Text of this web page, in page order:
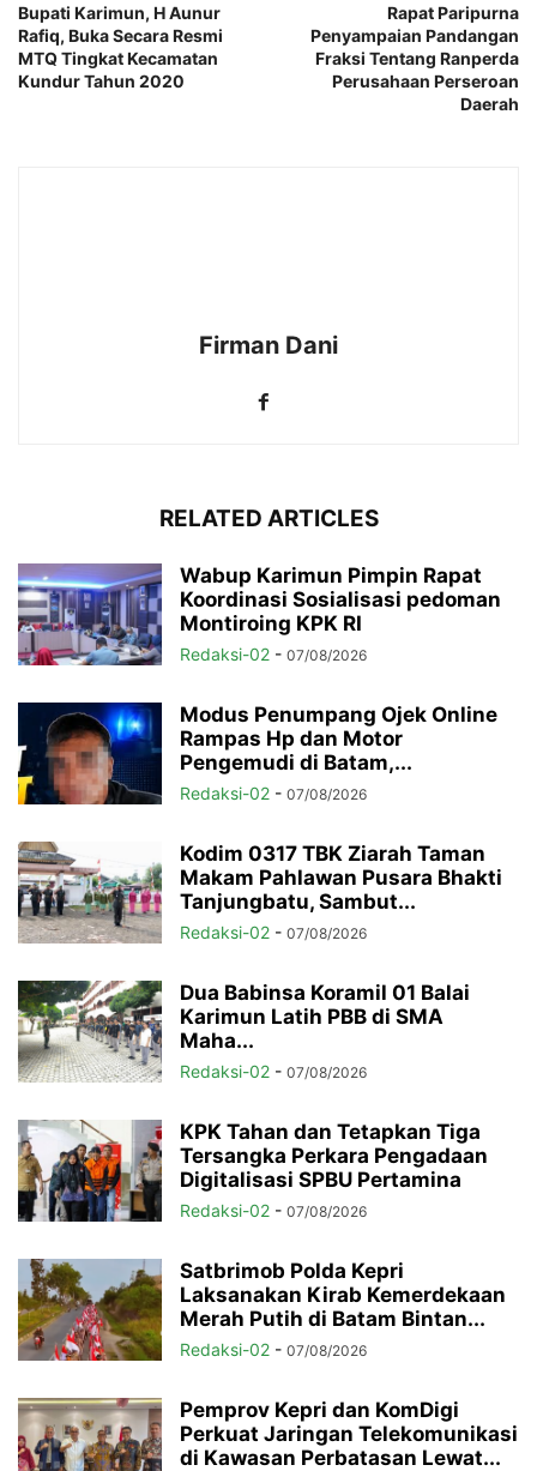
Bupati Karimun, H Aunur
Rafiq, Buka Secara Resmi
MTQ Tingkat Kecamatan
Kundur Tahun 2020
Rapat Paripurna
Penyampaian Pandangan
Fraksi Tentang Ranperda
Perusahaan Perseroan
Daerah
Firman Dani
RELATED ARTICLES
Wabup Karimun Pimpin Rapat
Koordinasi Sosialisasi pedoman
Montiroing KPK RI
Redaksi-02 - 07/08/2026
Modus Penumpang Ojek Online
Rampas Hp dan Motor
Pengemudi di Batam,...
Redaksi-02 - 07/08/2026
Kodim 0317 TBK Ziarah Taman
Makam Pahlawan Pusara Bhakti
Tanjungbatu, Sambut...
Redaksi-02 - 07/08/2026
Dua Babinsa Koramil 01 Balai
Karimun Latih PBB di SMA
Maha...
Redaksi-02 - 07/08/2026
KPK Tahan dan Tetapkan Tiga
Tersangka Perkara Pengadaan
Digitalisasi SPBU Pertamina
Redaksi-02 - 07/08/2026
Satbrimob Polda Kepri
Laksanakan Kirab Kemerdekaan
Merah Putih di Batam Bintan...
Redaksi-02 - 07/08/2026
Pemprov Kepri dan KomDigi
Perkuat Jaringan Telekomunikasi
di Kawasan Perbatasan Lewat...